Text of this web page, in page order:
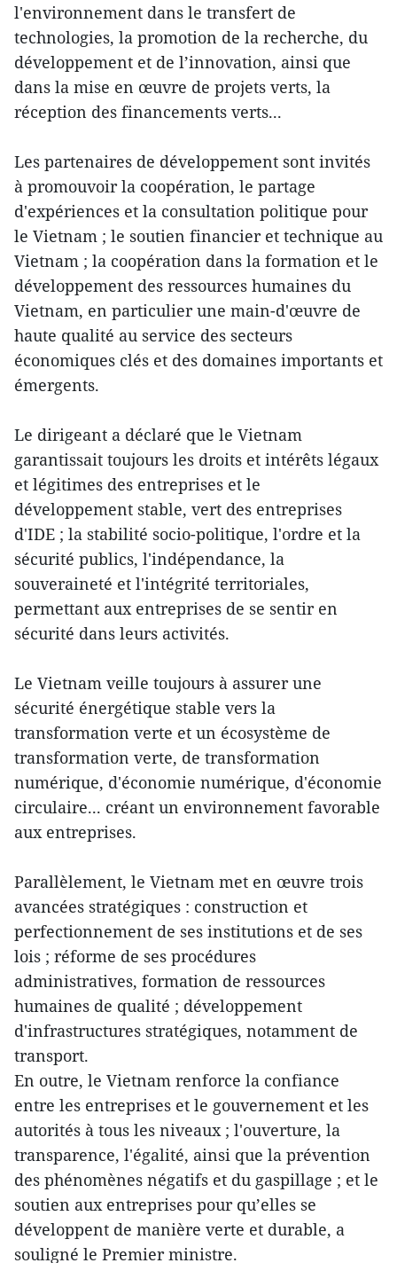
l'environnement dans le transfert de
technologies, la promotion de la recherche, du
développement et de l’innovation, ainsi que
dans la mise en œuvre de projets verts, la
réception des financements verts...
Les partenaires de développement sont invités
à promouvoir la coopération, le partage
d'expériences et la consultation politique pour
le Vietnam ; le soutien financier et technique au
Vietnam ; la coopération dans la formation et le
développement des ressources humaines du
Vietnam, en particulier une main-d'œuvre de
haute qualité au service des secteurs
économiques clés et des domaines importants et
émergents.
Le dirigeant a déclaré que le Vietnam
garantissait toujours les droits et intérêts légaux
et légitimes des entreprises et le
développement stable, vert des entreprises
d'IDE ; la stabilité socio-politique, l'ordre et la
sécurité publics, l'indépendance, la
souveraineté et l'intégrité territoriales,
permettant aux entreprises de se sentir en
sécurité dans leurs activités.
Le Vietnam veille toujours à assurer une
sécurité énergétique stable vers la
transformation verte et un écosystème de
transformation verte, de transformation
numérique, d'économie numérique, d'économie
circulaire... créant un environnement favorable
aux entreprises.
Parallèlement, le Vietnam met en œuvre trois
avancées stratégiques : construction et
perfectionnement de ses institutions et de ses
lois ; réforme de ses procédures
administratives, formation de ressources
humaines de qualité ; développement
d'infrastructures stratégiques, notamment de
transport.
En outre, le Vietnam renforce la confiance
entre les entreprises et le gouvernement et les
autorités à tous les niveaux ; l'ouverture, la
transparence, l'égalité, ainsi que la prévention
des phénomènes négatifs et du gaspillage ; et le
soutien aux entreprises pour qu’elles se
développent de manière verte et durable, a
souligné le Premier ministre.